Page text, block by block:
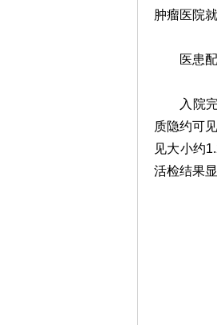
肿瘤医院就
医患配
入院完
质隐约可
见大小约
活检结果